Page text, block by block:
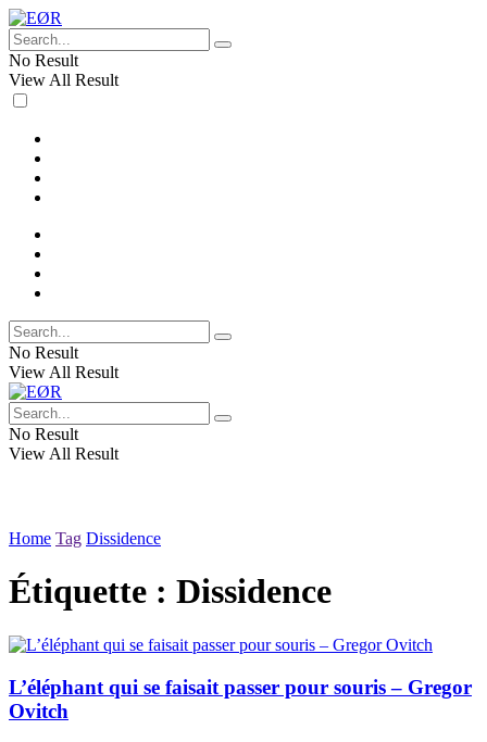
No Result
View All Result
No Result
View All Result
No Result
View All Result
Home Tag Dissidence
Étiquette : Dissidence
L’éléphant qui se faisait passer pour souris – Gregor
Ovitch